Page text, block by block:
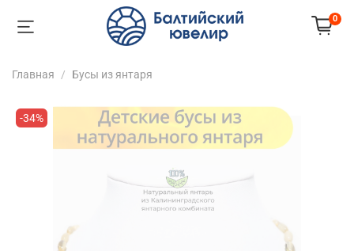
0
Главная Бусы из янтаря
-34%